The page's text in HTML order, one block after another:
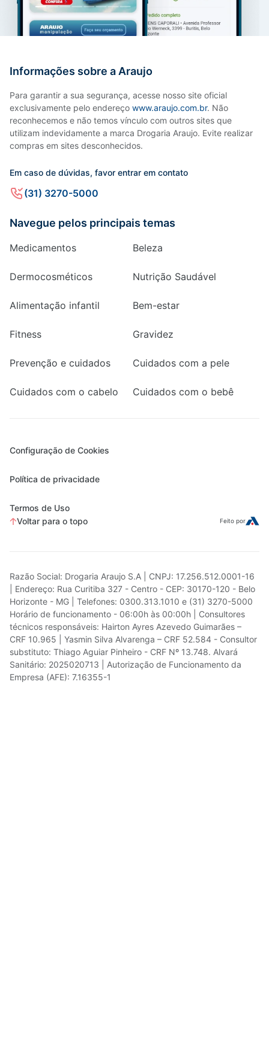
Informações sobre a Araujo
Para garantir a sua segurança, acesse nosso site oficial
exclusivamente pelo endereço www.araujo.com.br. Não
reconhecemos e não temos vínculo com outros sites que
utilizam indevidamente a marca Drogaria Araujo. Evite realizar
compras em sites desconhecidos.
Em caso de dúvidas, favor entrar em contato
(31) 3270-5000
Navegue pelos principais temas
Medicamentos Beleza
Dermocosméticos Nutrição Saudável
Alimentação infantil Bem-estar
Fitness Gravidez
Prevenção e cuidados Cuidados com a pele
Cuidados com o cabelo Cuidados com o bebê
Configuração de Cookies
Política de privacidade
Termos de Uso
Voltar para o topo
Feito por
Razão Social: Drogaria Araujo S.A | CNPJ: 17.256.512.0001-16
| Endereço: Rua Curitiba 327 - Centro - CEP: 30170-120 - Belo
Horizonte - MG | Telefones: 0300.313.1010 e (31) 3270-5000
Horário de funcionamento - 06:00h às 00:00h | Consultores
técnicos responsáveis: Hairton Ayres Azevedo Guimarães –
CRF 10.965 | Yasmin Silva Alvarenga – CRF 52.584 - Consultor
substituto: Thiago Aguiar Pinheiro - CRF Nº 13.748. Alvará
Sanitário: 2025020713 | Autorização de Funcionamento da
Empresa (AFE): 7.16355-1